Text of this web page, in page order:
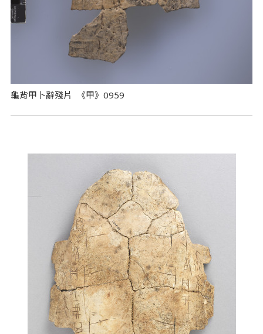
龜背甲卜辭殘片 《甲》0959